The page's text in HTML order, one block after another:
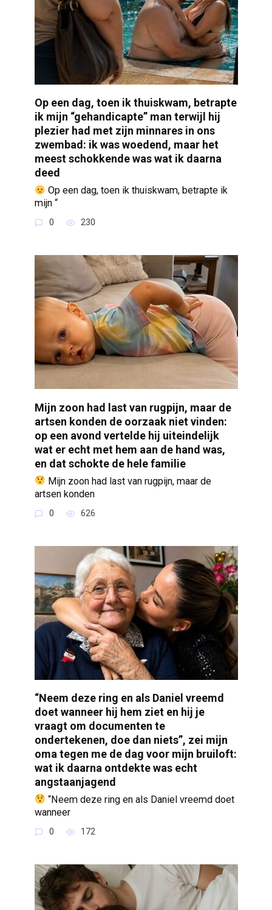
Op een dag, toen ik thuiskwam, betrapte
ik mijn “gehandicapte” man terwijl hij
plezier had met zijn minnares in ons
zwembad: ik was woedend, maar het
meest schokkende was wat ik daarna
deed
Op een dag, toen ik thuiskwam, betrapte ik
mijn “
0 230
Mijn zoon had last van rugpijn, maar de
artsen konden de oorzaak niet vinden:
op een avond vertelde hij uiteindelijk
wat er echt met hem aan de hand was,
en dat schokte de hele familie
Mijn zoon had last van rugpijn, maar de
artsen konden
0 626
“Neem deze ring en als Daniel vreemd
doet wanneer hij hem ziet en hij je
vraagt om documenten te
ondertekenen, doe dan niets”, zei mijn
oma tegen me de dag voor mijn bruiloft:
wat ik daarna ontdekte was echt
angstaanjagend
“Neem deze ring en als Daniel vreemd doet
wanneer
0 172